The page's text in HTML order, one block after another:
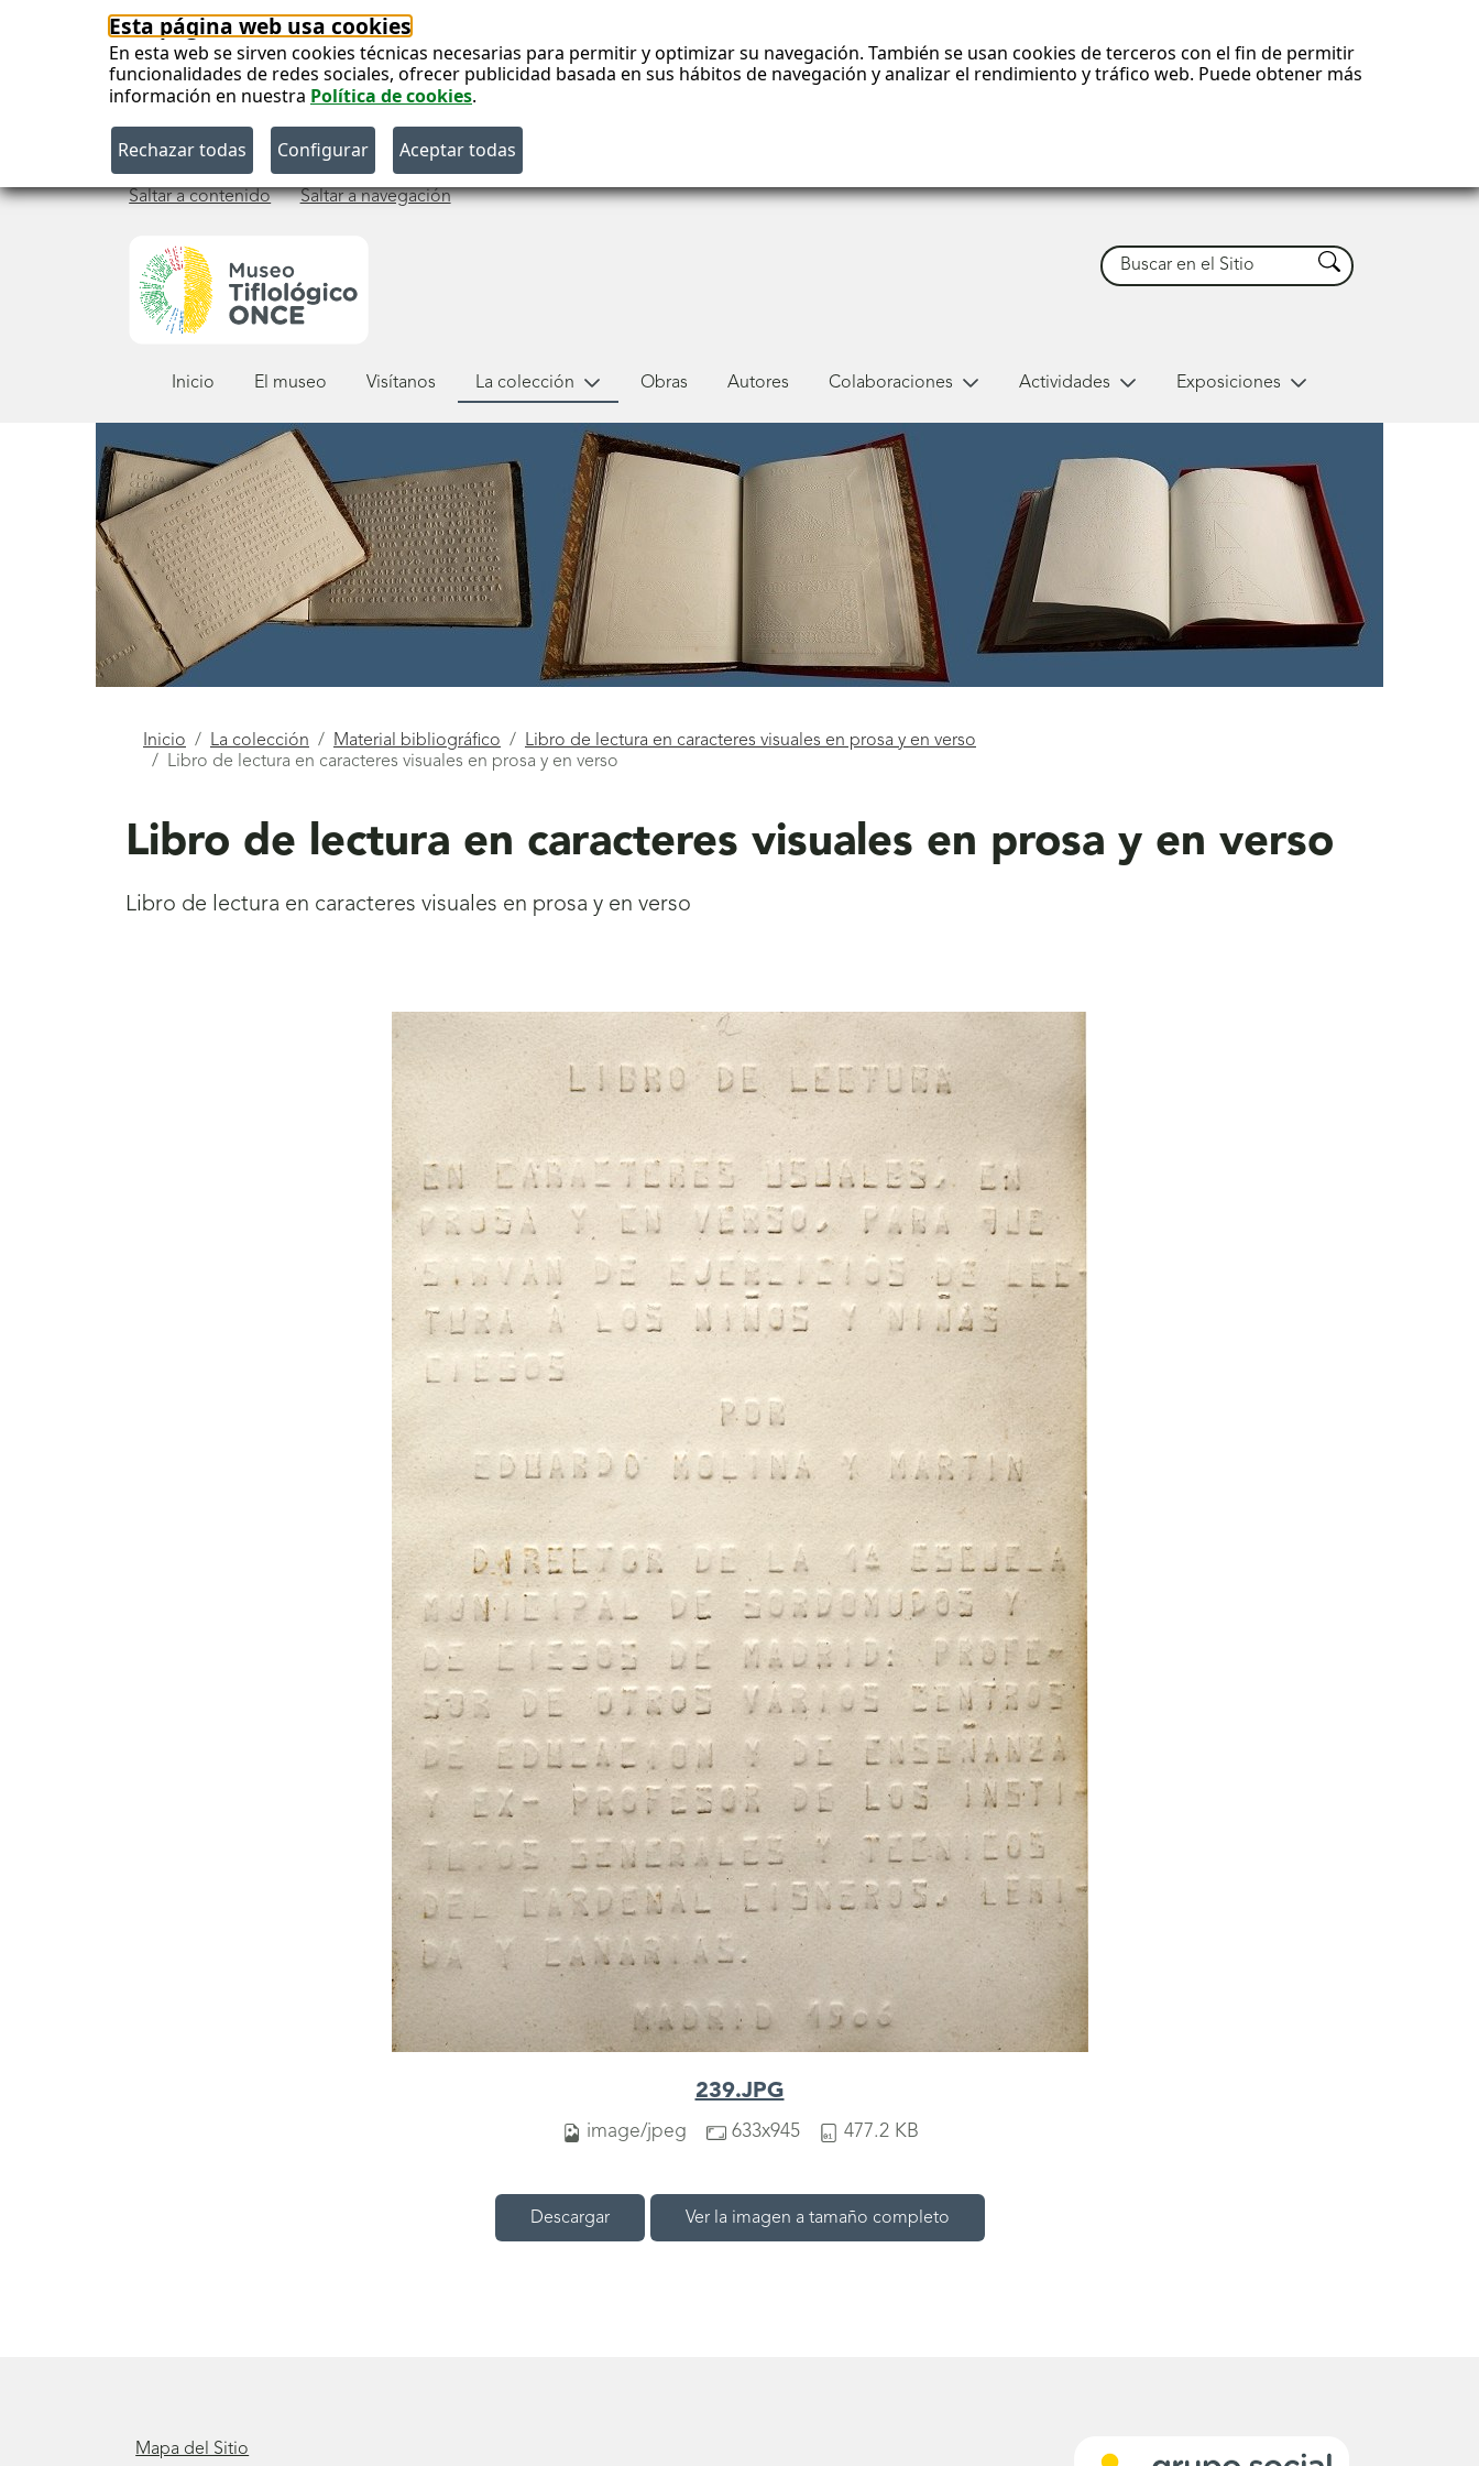
Esta página web usa cookies
En esta web se sirven cookies técnicas necesarias para permitir y optimizar su navegación. También se usan cookies de terceros con el fin de permitir
funcionalidades de redes sociales, ofrecer publicidad basada en sus hábitos de navegación y analizar el rendimiento y tráfico web. Puede obtener más
información en nuestra Política de cookies.
Saltar a contenido Saltar a navegación
Buscar Buscar
principal
Inicio El museo Visítanos La colección Obras Autores Colaboraciones Actividades Exposiciones
Está
Inicio La colección Material bibliográfico
Libro de lectura en caracteres visuales en prosa y en verso
Libro de lectura en caracteres visuales en prosa y en verso
Libro de lectura en caracteres visuales en prosa y en verso
Libro de lectura en caracteres visuales en prosa y en verso
239.JPG
image/jpeg 633x945 477.2 KB
Descargar Ver la imagen a tamaño completo
Mapa del Sitio